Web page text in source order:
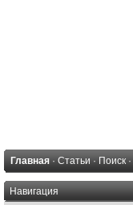
Главная · Статьи · Поиск ·
Навигация